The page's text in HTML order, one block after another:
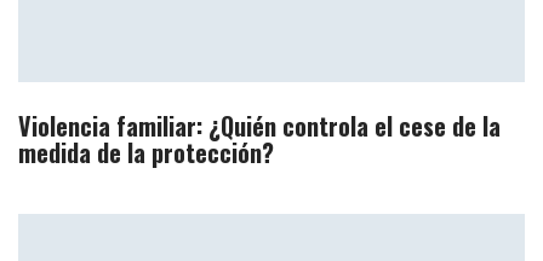
Violencia familiar: ¿Quién controla el cese de la
medida de la protección?